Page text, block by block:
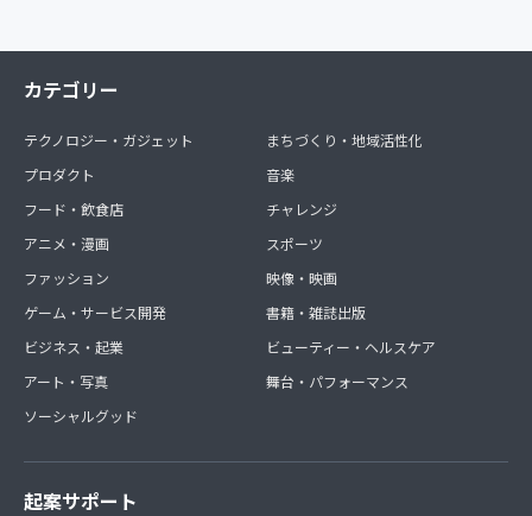
カテゴリー
テクノロジー・ガジェット
プロダクト
フード・飲食店
アニメ・漫画
ファッション
ゲーム・サービス開発
ビジネス・起業
アート・写真
ソーシャルグッド
まちづくり・地域活性化
音楽
チャレンジ
スポーツ
映像・映画
書籍・雑誌出版
ビューティー・ヘルスケア
舞台・パフォーマンス
起案サポート